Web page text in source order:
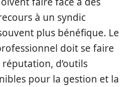
à un syndic
plus bénéfique. Le
doit se faire
d’outils
pour la gestion et la